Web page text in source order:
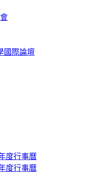
國際論壇
度行事曆
度行事曆